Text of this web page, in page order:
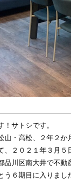
！サトシです。
山・高松、２年２
、２０２１年３月
品川区南大井で不
う６期目に入りまし